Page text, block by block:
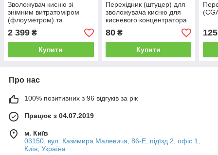
Зволожувач кисню зі
знімним витратоміром
(флоуметром) та
розеткою DIN сірий
2 399 ₴
Купити
Перехідник (штуцер) для
зволожувача кисню для
кисневого концентратора
80₴
Купити
125
Про нас
100% позитивних з 96 відгуків за рік
Працює з 04.07.2019
м. Київ
03150, вул. Казимира Малевича, 86-Е, підїзд 2, офіс 1,
Київ, Україна